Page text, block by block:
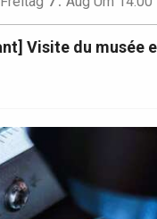
Visite du musée